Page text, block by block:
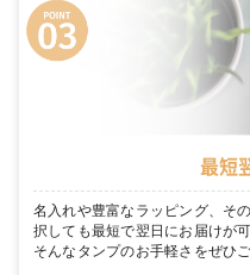
最短
名入れや豊富なラッピング、そ
択しても最短で翌日にお届けが
そんなタンプのお手軽さをぜひ